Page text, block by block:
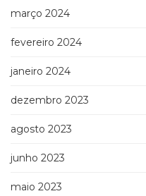
Treinamento
RH
Turismo
Vida
(32)
março 2024
fevereiro 2024
janeiro 2024
dezembro 2023
agosto 2023
junho 2023
maio 2023